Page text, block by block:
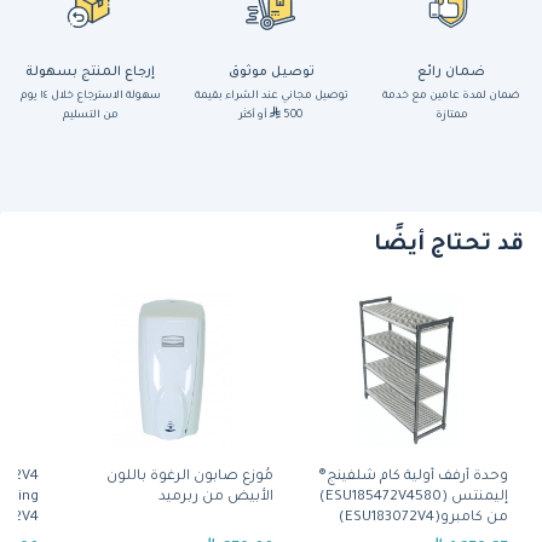
ضمان رائع
ضمان لمدة عامين مع خدمة
ممتازة
توصيل موثوق
توصيل مجاني عند الشراء بقيمة
500
أو أكثر
إرجاع المنتج بسهولة
سهولة الاسترجاع خلال ١٤ يوم
من التسليم
قد تحتاج أيضًا
وحدة أرفف أولية كام شلفينج®
إليمنتس (ESU185472V4580)
من كامبرو(ESU183072V4)
مُوزِّع صابون الرغوة باللون
الأبيض من ربرميد